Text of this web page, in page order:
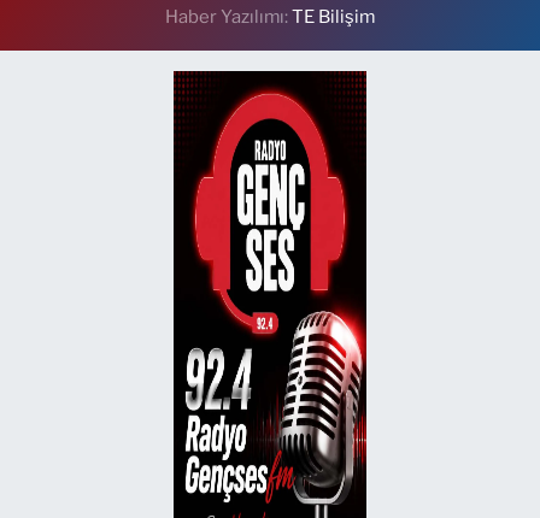
Haber Yazılımı:TE Bilişim